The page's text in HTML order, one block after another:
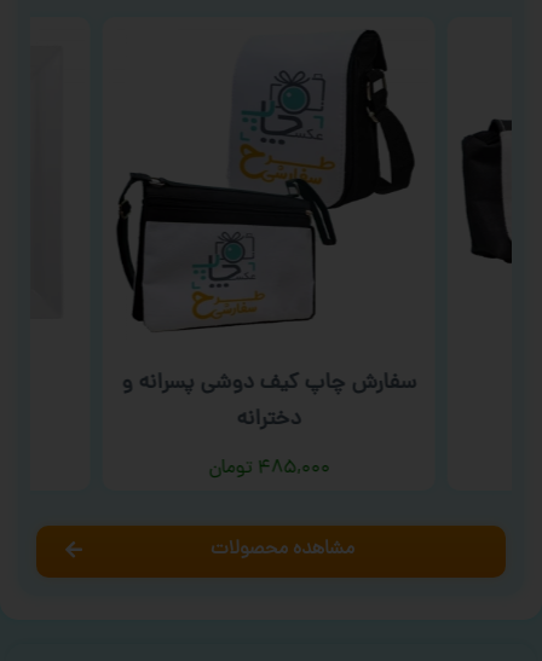
سفارش چاپ کیف دوشی پسرانه و
دخترانه
۴۸۵,۰۰۰ تومان
مشاهده محصولات